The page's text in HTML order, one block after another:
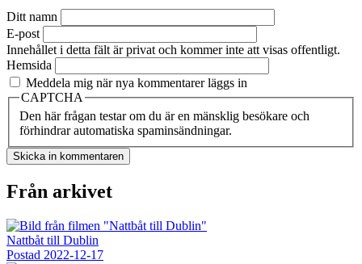
Ditt namn
E-post
Innehållet i detta fält är privat och kommer inte att visas offentligt.
Hemsida
Meddela mig när nya kommentarer läggs in
CAPTCHA
Den här frågan testar om du är en mänsklig besökare och
förhindrar automatiska spaminsändningar.
Från arkivet
Nattbåt till Dublin
Postad 2022-12-17